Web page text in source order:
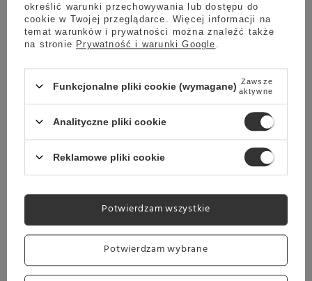
5.00 1 opinie
88,99 zł
Filiżanka Loveramics Egg do Cappuccino 200 ml - Basil
78,99 zł
określić warunki przechowywania lub dostępu do
cookie w Twojej przeglądarce. Więcej informacji na
temat warunków i prywatności można znaleźć także
na stronie Prywatność i warunki Google
Funkcjonalne pliki cookie (wymagane) Zawsze
aktywne
Analityczne pliki cookie
Reklamowe pliki cookie
Potwierdzam wybrane
Potwierdzam wszystkie